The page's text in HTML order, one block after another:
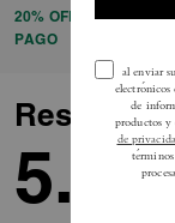
20% OFF APLICADO
PAGO
Reseñas
5.0